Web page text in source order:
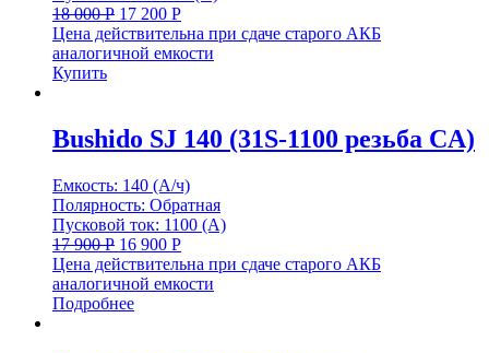
18 000Р 17 200 Р
Цена действительна при сдаче старого АКБ
аналогичной емкости
Купить
Bushido SJ 140 (31S-1100 резьба CA)
Емкость: 140 (А/ч)
Полярность: Обратная
Пусковой ток: 1100 (А)
17 900Р 16 900 Р
Цена действительна при сдаче старого АКБ
аналогичной емкости
Подробнее